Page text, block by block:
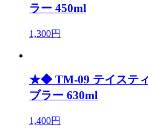
ラー 450ml
1,300円
★◆ TM-09 テイステ
ブラー 630ml
1,400円